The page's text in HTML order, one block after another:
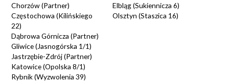
Chorzów (Partner)
Częstochowa (Kilińskiego
22)
Dąbrowa Górnicza (Partner)
Gliwice (Jasnogórska 1/1)
Jastrzębie-Zdrój (Partner)
Katowice (Opolska 8/1)
Rybnik (Wyzwolenia 39)
Elbląg (Sukiennicza 6)
Olsztyn (Staszica 16)